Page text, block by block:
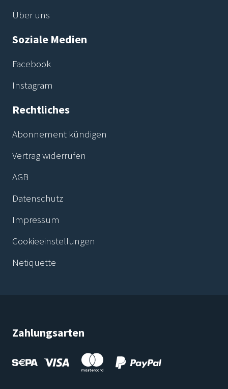
Über uns
Soziale Medien
Facebook
Instagram
Rechtliches
Abonnement kündigen
Vertrag widerrufen
AGB
Datenschutz
Impressum
Cookieeinstellungen
Netiquette
Zahlungsarten